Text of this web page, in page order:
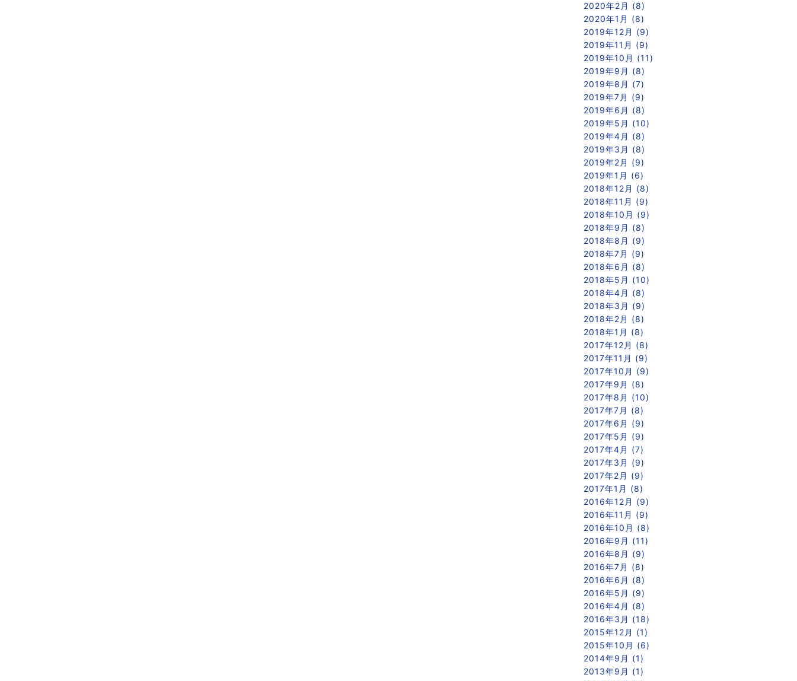
2020年2月 (8)
2020年1月 (8)
2019年12月 (9)
2019年11月 (9)
2019年10月 (11)
2019年9月 (8)
2019年8月 (7)
2019年7月 (9)
2019年6月 (8)
2019年5月 (10)
2019年4月 (8)
2019年3月 (8)
2019年2月 (9)
2019年1月 (6)
2018年12月 (8)
2018年11月 (9)
2018年10月 (9)
2018年9月 (8)
2018年8月 (9)
2018年7月 (9)
2018年6月 (8)
2018年5月 (10)
2018年4月 (8)
2018年3月 (9)
2018年2月 (8)
2018年1月 (8)
2017年12月 (8)
2017年11月 (9)
2017年10月 (9)
2017年9月 (8)
2017年8月 (10)
2017年7月 (8)
2017年6月 (9)
2017年5月 (9)
2017年4月 (7)
2017年3月 (9)
2017年2月 (9)
2017年1月 (8)
2016年12月 (9)
2016年11月 (9)
2016年10月 (8)
2016年9月 (11)
2016年8月 (9)
2016年7月 (8)
2016年6月 (8)
2016年5月 (9)
2016年4月 (8)
2016年3月 (18)
2015年12月 (1)
2015年10月 (6)
2014年9月 (1)
2013年9月 (1)